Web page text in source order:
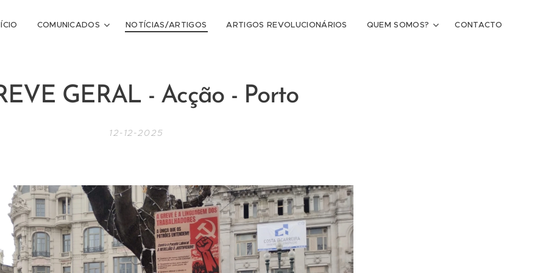
COMUNICADOS NOTÍCIAS/ARTIGOS ARTIGOS REVOLUCIONÁRIOS QUEM SOMOS? CONTACTO
GERAL - Acção - Porto
12-12-2025